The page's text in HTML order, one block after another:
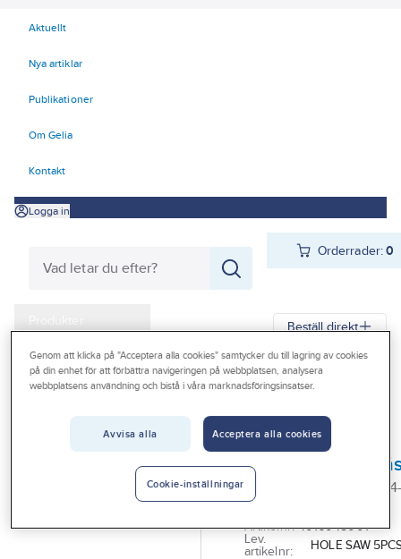
Aktuellt
Nya artiklar
Publikationer
Om Gelia
Kontakt
Logga in
Orderrader:0
Produkter
Kampanjer
Outlet
Beställ direkt
Gelia Produkter
Gelia Verktyg, maskiner & hantering
Hålsågset/
HÅLSÅG 5-DEL 60-67-74-
Artikelnr: 4016048001
Lev.
artikelnr:
HOLE SAW
Genom att klicka på "Acceptera alla cookies" samtycker du till lagring av cookies
på din enhet för att förbättra navigeringen på webbplatsen, analysera
webbplatsens användning och bistå i våra marknadsföringsinsatser.
Avvisa alla Acceptera alla cookies
Cookie-inställningar